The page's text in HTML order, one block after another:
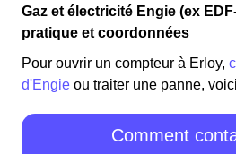
Gaz et électricité Engie (ex
pratique et coordonnées
Pour ouvrir un compteur à Erloy,
d'Engie ou traiter une panne,
Comment